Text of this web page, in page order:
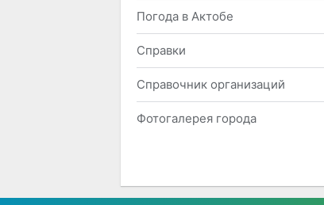
Погода в Актобе
Справки
Справочник организаций
Фотогалерея города